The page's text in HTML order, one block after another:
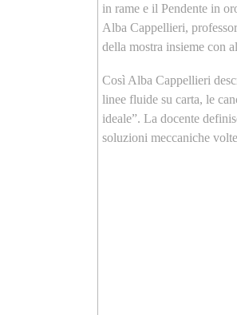
in rame e il Pendente in
Alba Cappellieri,
della mostra insieme con
Così Alba Cappellieri
linee fluide su carta, le
ideale”. La docente
soluzioni meccaniche